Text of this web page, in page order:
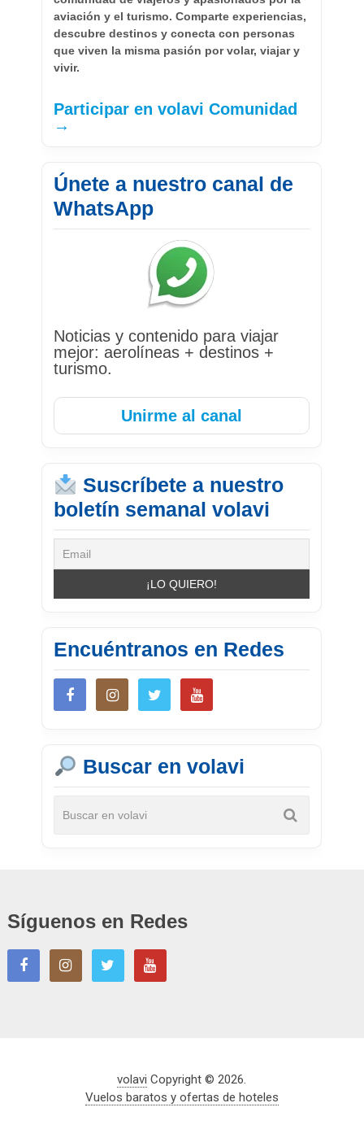
aviación y el turismo. Comparte experiencias,
descubre destinos y conecta con personas
que viven la misma pasión por volar, viajar y
vivir.
Participar en volavi Comunidad
→
Únete a nuestro canal de
WhatsApp
Noticias y contenido para viajar
mejor: aerolíneas + destinos +
turismo.
Unirme al canal
Suscríbete a nuestro
boletín semanal volavi
Encuéntranos en Redes
Buscar en volavi
Síguenos en Redes
volavi Copyright © 2026.
Vuelos baratos y ofertas de hoteles